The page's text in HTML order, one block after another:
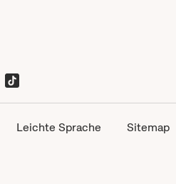
Leichte Sprache Sitemap